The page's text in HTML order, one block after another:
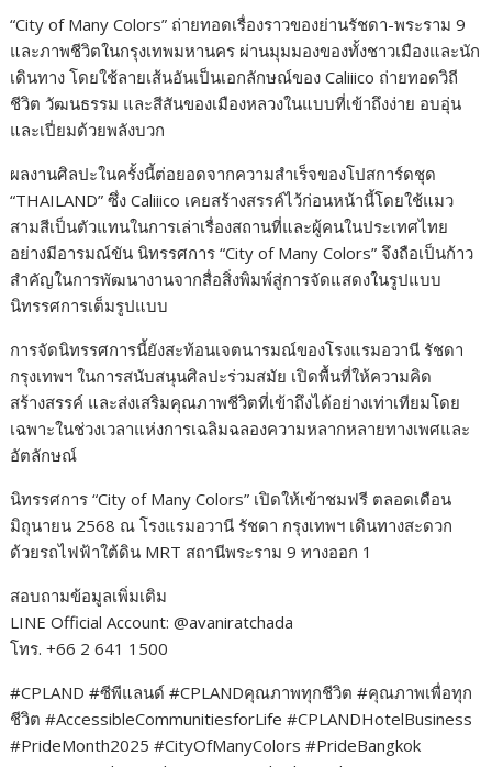
“City of Many Colors” ถ่ายทอดเรื่องราวของย่านรัชดา-พระราม 9
และภาพชีวิตในกรุงเทพมหานคร ผ่านมุมมองของทั้งชาวเมืองและนัก
เดินทาง โดยใช้ลายเส้นอันเป็นเอกลักษณ์ของ Caliiico ถ่ายทอดวิถี
ชีวิต วัฒนธรรม และสีสันของเมืองหลวงในแบบที่เข้าถึงง่าย อบอุ่น
และเปี่ยมด้วยพลังบวก
ผลงานศิลปะในครั้งนี้ต่อยอดจากความสำเร็จของโปสการ์ดชุด
“THAILAND” ซึ่ง Caliiico เคยสร้างสรรค์ไว้ก่อนหน้านี้โดยใช้แมว
สามสีเป็นตัวแทนในการเล่าเรื่องสถานที่และผู้คนในประเทศไทย
อย่างมีอารมณ์ขัน นิทรรศการ “City of Many Colors” จึงถือเป็นก้าว
สำคัญในการพัฒนางานจากสื่อสิ่งพิมพ์สู่การจัดแสดงในรูปแบบ
นิทรรศการเต็มรูปแบบ
การจัดนิทรรศการนี้ยังสะท้อนเจตนารมณ์ของโรงแรมอวานี รัชดา
กรุงเทพฯ ในการสนับสนุนศิลปะร่วมสมัย เปิดพื้นที่ให้ความคิด
สร้างสรรค์ และส่งเสริมคุณภาพชีวิตที่เข้าถึงได้อย่างเท่าเทียมโดย
เฉพาะในช่วงเวลาแห่งการเฉลิมฉลองความหลากหลายทางเพศและ
อัตลักษณ์
นิทรรศการ “City of Many Colors” เปิดให้เข้าชมฟรี ตลอดเดือน
มิถุนายน 2568 ณ โรงแรมอวานี รัชดา กรุงเทพฯ เดินทางสะดวก
ด้วยรถไฟฟ้าใต้ดิน MRT สถานีพระราม 9 ทางออก 1
สอบถามข้อมูลเพิ่มเติม
LINE Official Account: @avaniratchada
โทร. +66 2 641 1500
#CPLAND #ซีพีแลนด์ #CPLANDคุณภาพทุกชีวิต #คุณภาพเพื่อทุก
ชีวิต #AccessibleCommunitiesforLife #CPLANDHotelBusiness
#PrideMonth2025 #CityOfManyColors #PrideBangkok